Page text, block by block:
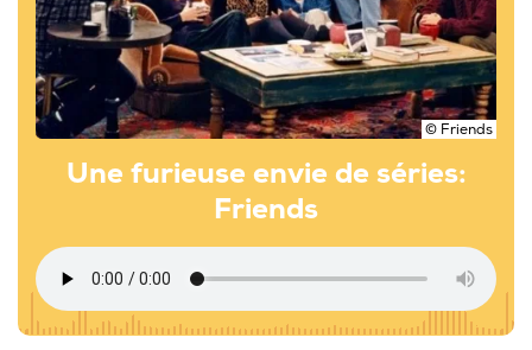
© Friends
Une furieuse envie de séries:
Friends